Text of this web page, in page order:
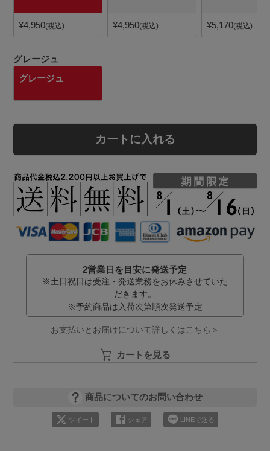
¥4,950 税込 ¥4,950 税込 ¥5,170 税込
グレージュ
グレージュ
カートに入れる
2営業日を目安に発送予定
※土日祝日は受注・発送業務をお休みさせていた
だきます。
※予約商品は入荷次第順次発送予定
お支払いとお届けについて詳しくはこちら＞
カートを見る
商品についてのお問い合わせ
ツイート シェア LINEで送る